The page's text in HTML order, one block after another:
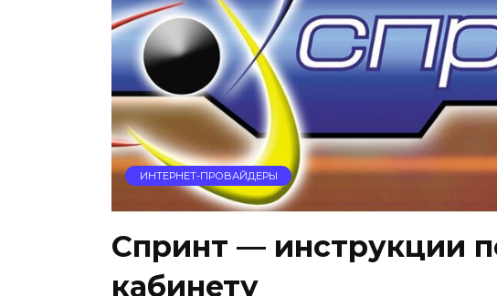
ИНТЕРНЕТ-ПРОВАЙДЕРЫ
Спринт — инструкции
кабинету